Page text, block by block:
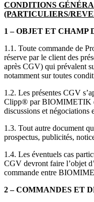
CONDITIONS
(PARTICULIERS/
1 – OBJET ET CHAMP
1.1. Toute commande de
réserve par le client des
après CGV) qui prévalent
notamment sur toutes
1.2. Les présentes CGV
Clipp® par BIOMIMETIK
discussions et
1.3. Tout autre document
prospectus, publicités,
1.4. Les éventuels cas
CGV devront faire l’objet
commande entre
2 – COMMANDES ET